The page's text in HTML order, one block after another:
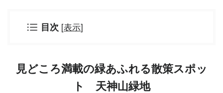
目次 [表示]
見どころ満載の緑あふれる散策スポッ
ト 天神山緑地